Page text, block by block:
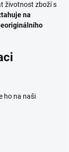
životnost zboží s
na
ho na naši